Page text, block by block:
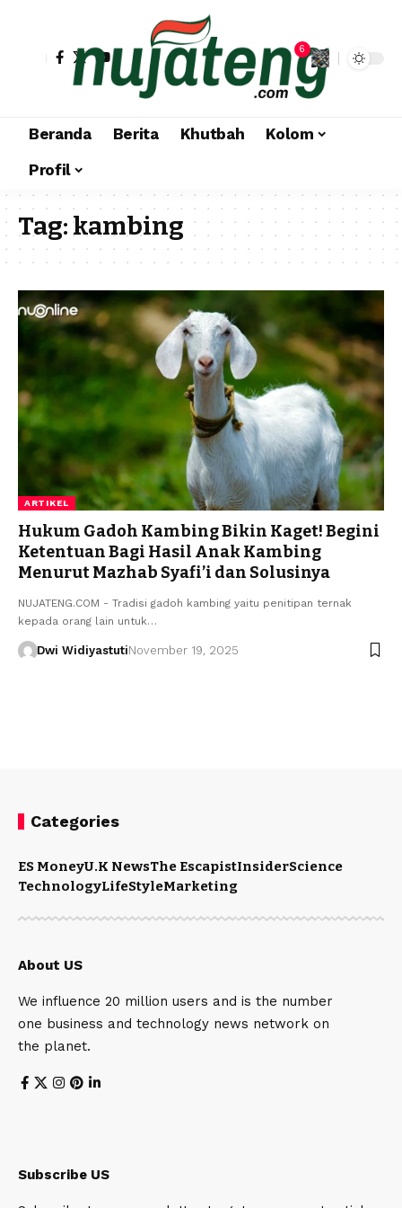
6
Beranda Berita Khutbah
Kolom
Profil
Tag:kambing
ARTIKEL
Hukum Gadoh Kambing Bikin Kaget! Begini
Ketentuan Bagi Hasil Anak Kambing
Menurut Mazhab Syafi’i dan Solusinya
NUJATENG.COM - Tradisi gadoh kambing yaitu penitipan ternak
kepada orang lain untuk…
Dwi WidiyastutiNovember 19, 2025
Categories
ES MoneyU.K NewsThe EscapistInsiderScience
TechnologyLifeStyleMarketing
About US
We influence 20 million users and is the number
one business and technology news network on
the planet.
Subscribe US